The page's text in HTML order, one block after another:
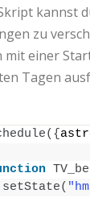
kannst
zu
mit einer
Tagen
( {
setState(